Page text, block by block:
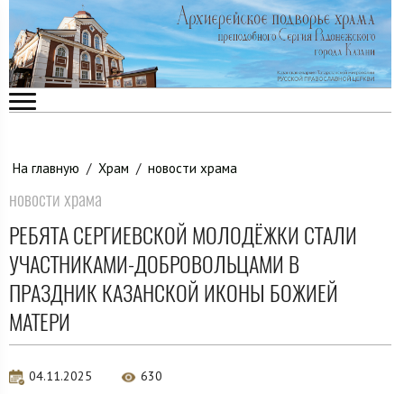
На главную / Храм / новости храма
новости храма
РЕБЯТА СЕРГИЕВСКОЙ МОЛОДЁЖКИ СТАЛИ
УЧАСТНИКАМИ-ДОБРОВОЛЬЦАМИ В
ПРАЗДНИК КАЗАНСКОЙ ИКОНЫ БОЖИЕЙ
МАТЕРИ
04.11.2025 630